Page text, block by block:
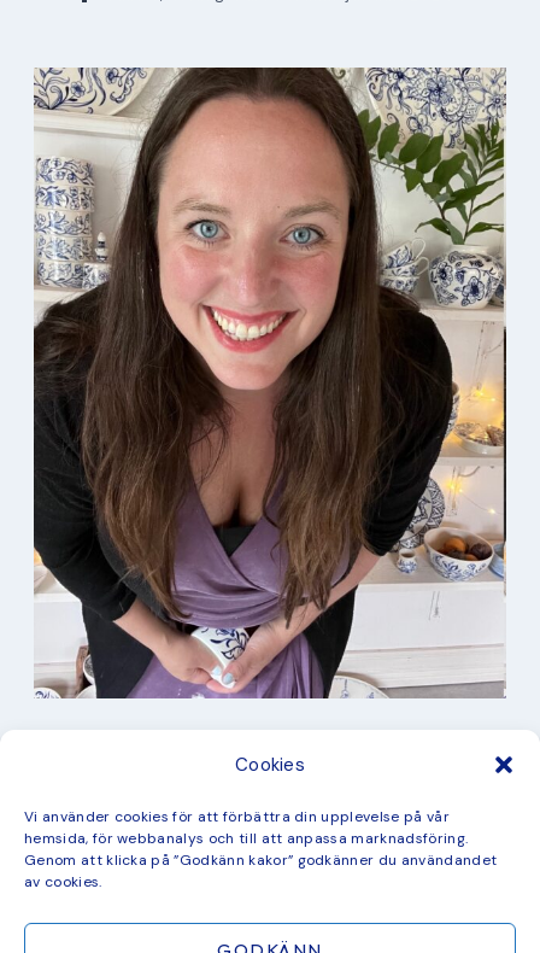
Cookies
Vi använder cookies för att förbättra din upplevelse på vår
hemsida, för webbanalys och till att anpassa marknadsföring.
Genom att klicka på ”Godkänn kakor” godkänner du användandet
av cookies.
Kurser
Måleri
mina favorit recept
Mönster